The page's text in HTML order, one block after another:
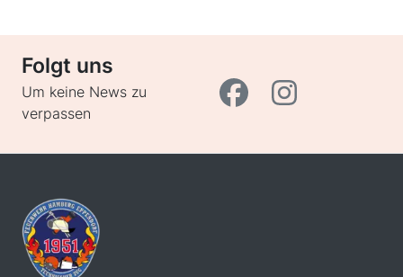
Folgt uns
Um keine News zu
verpassen